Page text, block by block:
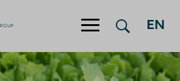
Hyppää sisältöön
EN